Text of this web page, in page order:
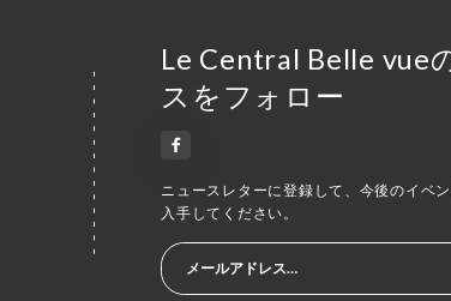
Le Central Belle vue
スをフォロー
ニュースレターに登録して、今後のイベ
入手してください。